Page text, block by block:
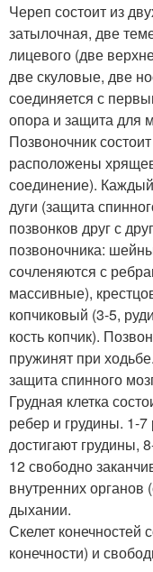
Череп состоит из
затылочная, две
лицевого (две
две скуловые, две
соединяется с
опора и защита для
Позвоночник
расположены
соединение). Каждый
дуги (защита
позвонков друг с
позвоночника:
сочленяются с
массивные),
копчиковый (3-5,
кость копчик).
пружинят при
защита спинного
Грудная клетка
ребер и грудины. 1-
достигают грудины,
12 свободно
внутренних органов
дыхании.
Скелет конечностей
конечности) и